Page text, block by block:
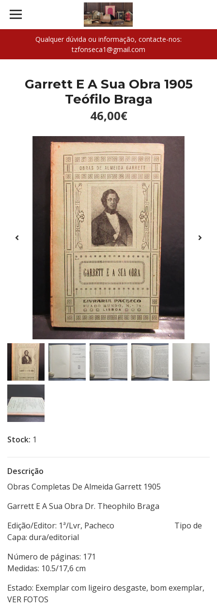
Qualquer dúvida ou informação, contacte-nos:
tzfonseca1@gmail.com
Garrett E A Sua Obra 1905
Teófilo Braga
46,00€
Stock: 1
Descrição
Obras Completas De Almeida Garrett 1905
Garrett E A Sua Obra Dr. Theophilo Braga
Edição/Editor: 1ª/Lvr, Pacheco Tipo de
Capa: dura/editorial
Número de páginas: 171
Medidas: 10.5/17,6 cm
Estado: Exemplar com ligeiro desgaste, bom exemplar,
VER FOTOS